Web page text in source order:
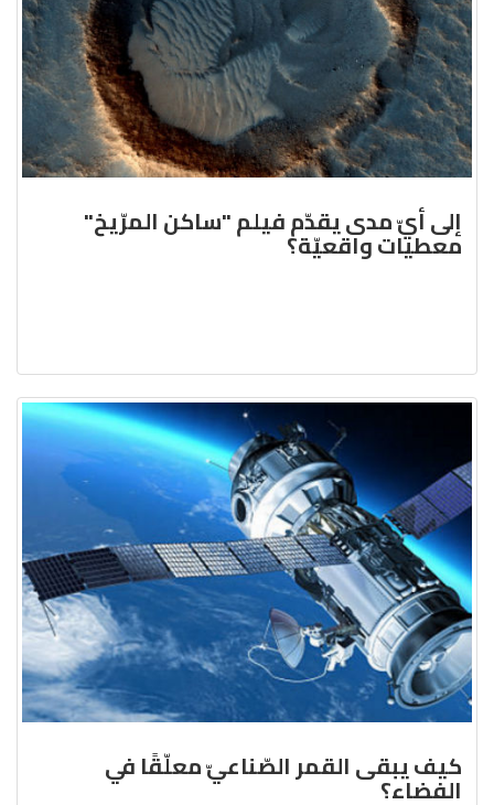
إلى أيّ مدى يقدّم فيلم "ساكن المرّيخ"
معطيات واقعيّة؟
كيف يبقى القمر الصّناعيّ معلّقًا في
الفضاء؟